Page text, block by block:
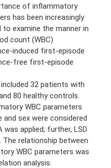
of inflammatory
has been increasingly
examine the manner in
count (WBC)
induced first-episode
free first-episode
32 patients with
80 healthy controls.
WBC parameters
sex were considered
was applied; further, LSD
relationship between
WBC parameters was
analysis.